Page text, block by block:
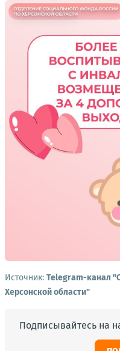
Источник: Telegram-канал
Херсонской области"
Подписывайтесь на